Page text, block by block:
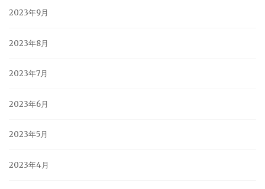
2023年9月
2023年8月
2023年7月
2023年6月
2023年5月
2023年4月